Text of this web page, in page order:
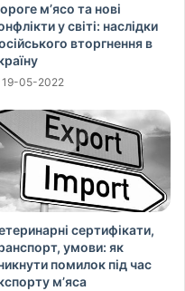
м’ясо та нові
у світі: наслідки
вторгнення в
19-05-2022
сертифікати,
умови: як
помилок під час
м’яса